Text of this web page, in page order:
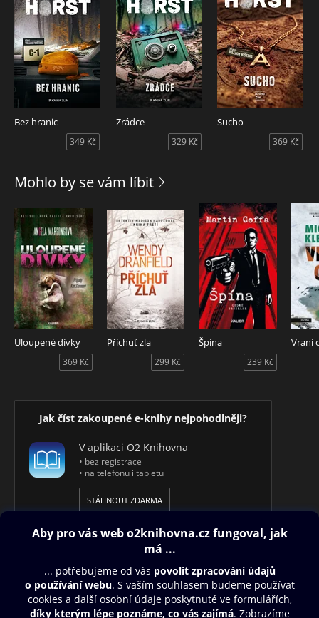
Bez hranic
349 Kč
Zrádce
329 Kč
Sucho
369 Kč
Mohlo by se vám líbit
Uloupené dívky
369 Kč
Příchuť zla
299 Kč
Špína
239 Kč
Vraní
Jak číst zakoupené e-knihy nejpohodlněji?
V aplikaci O2 Knihovna
• bez registrace
• na telefonu i tabletu
STÁHNOUT ZDARMA
Obsah ke stažení